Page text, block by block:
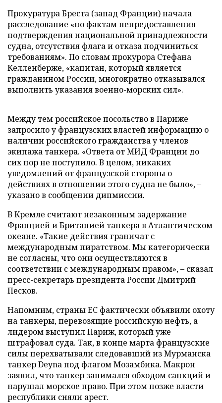
Прокуратура Бреста (запад Франции) начала
расследование «по фактам непредоставления
подтверждения национальной принадлежности
судна, отсутствия флага и отказа подчиниться
требованиям». По словам прокурора Стефана
Келленберже, «капитан, который является
гражданином России, многократно отказывался
выполнить указания военно-морских сил».
Между тем российское посольство в Париже
запросило у французских властей информацию о
наличии российского гражданства у членов
экипажа танкера. «Ответа от МИД Франции до
сих пор не поступило. В целом, никаких
уведомлений от французской стороны о
действиях в отношении этого судна не было», –
указано в сообщении дипмиссии.
В Кремле считают незаконным задержание
Францией и Британией танкера в Атлантическом
океане. «Такие действия граничат с
международным пиратством. Мы категорически
не согласны, что они осуществляются в
соответствии с международным правом», – сказал
пресс-секретарь президента России Дмитрий
Песков.
Напомним, страны ЕС фактически объявили охоту
на танкеры, перевозящие российскую нефть, а
лидером выступил Париж, который уже
штрафовал суда. Так, в конце марта французские
силы перехватывали следовавший из Мурманска
танкер Deyna под флагом Мозамбика. Макрон
заявил, что танкер занимался обходом санкций и
нарушал морское право. При этом позже власти
республики сняли арест.